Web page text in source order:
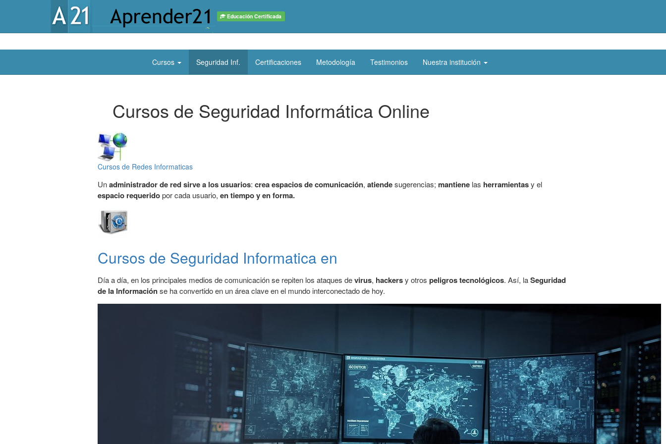
Educación Certificada
Cursos Seguridad Inf. Certificaciones Metodología Testimonios Nuestra institución
Cursos de Seguridad Informática Online
Cursos de Redes Informaticas
Unadministrador de red sirve a los usuarios: crea espacios de comunicación, atiendesugerencias; mantiene las herramientasy el
espacio requeridopor cada usuario, en tiempo y en forma.
Cursos de Seguridad Informatica en
Día a día, en los principales medios de comunicación se repiten los ataques devirus, hackersy otros peligros tecnológicos. Así, laSeguridad
de la Informaciónse ha convertido en un área clave en el mundo interconectado de hoy.